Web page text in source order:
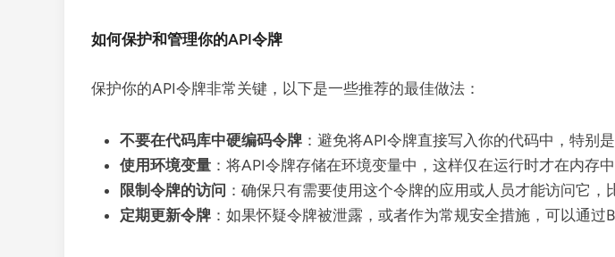
如何保护和管理你的API令牌
保护你的API令牌非常关键，以下是一些推荐的最佳做法：
不要在代码库中硬编码令牌 ：避免将API令牌直接写入你的代码中，特别
使用环境变量 ：将API令牌存储在环境变量中，这样仅在运行时才在内存
限制令牌的访问 ：确保只有需要使用这个令牌的应用或人员才能访问它，
定期更新令牌 ：如果怀疑令牌被泄露，或者作为常规安全措施，可以通过